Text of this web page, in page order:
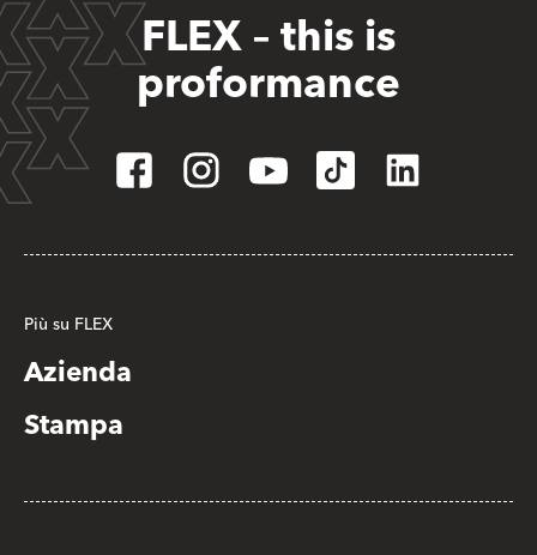
FLEX – this is
proformance
Più su FLEX
Azienda
Stampa